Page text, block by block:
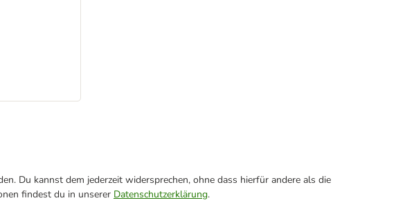
Du kannst dem jederzeit widersprechen, ohne dass hierfür andere als die
findest du in unserer Datenschutzerklärung.